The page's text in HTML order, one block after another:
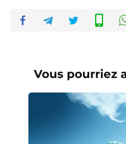
Vous pourriez